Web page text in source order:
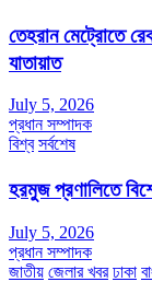
তেহরান মেট্রোতে
যাতায়াত
July 5, 2026
প্রধান সম্পাদক
বিশ্ব সর্বশেষ
হরমুজ প্রণালিতে
July 5, 2026
প্রধান সম্পাদক
জাতীয় জেলার খবর ঢাকা